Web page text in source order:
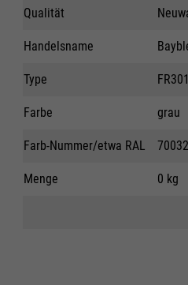
Qualität
Handelsname
Type
Farbe grau
Farb-Nummer/etwa RAL
Menge 0 kg